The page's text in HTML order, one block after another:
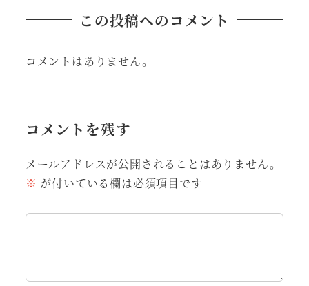
この投稿へのコメント
コメントはありません。
コメントを残す
メールアドレスが公開されることはありません。
※ が付いている欄は必須項目です